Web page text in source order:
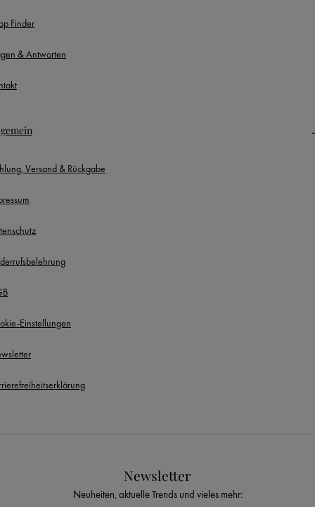
Finder
& Antworten
Versand & Rückgabe
Einstellungen
Newsletter
Neuheiten, aktuelle Trends und vieles mehr: